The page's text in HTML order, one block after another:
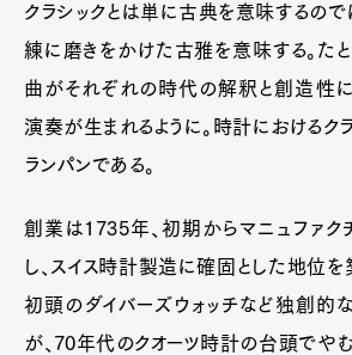
クラシックとは単に古典を意味するので
練に磨きをかけた古雅を意味する。た
曲がそれぞれの時代の解釈と創造性に
演奏が生まれるように。時計におけるク
ランパンである。
創業は1735年、初期からマニュファク
し、スイス時計製造に確固とした地位
初頭のダイバーズウォッチなど独創的
が、70年代のクオーツ時計の台頭でや